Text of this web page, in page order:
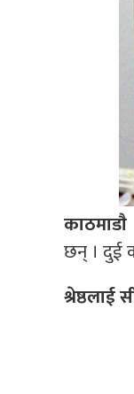
छन् । दुई
श्रेष्ठलाई